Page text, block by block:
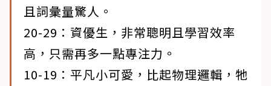
且詞彙量驚人。
20-29：資優生，非常聰明且學習效率
高，只需再多一點專注力。
10-19：平凡小可愛，比起物理邏輯，牠